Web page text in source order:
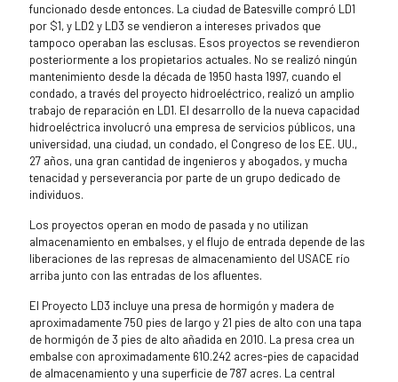
funcionado desde entonces. La ciudad de Batesville compró LD1
por $1, y LD2 y LD3 se vendieron a intereses privados que
tampoco operaban las esclusas. Esos proyectos se revendieron
posteriormente a los propietarios actuales. No se realizó ningún
mantenimiento desde la década de 1950 hasta 1997, cuando el
condado, a través del proyecto hidroeléctrico, realizó un amplio
trabajo de reparación en LD1. El desarrollo de la nueva capacidad
hidroeléctrica involucró una empresa de servicios públicos, una
universidad, una ciudad, un condado, el Congreso de los EE. UU.,
27 años, una gran cantidad de ingenieros y abogados, y mucha
tenacidad y perseverancia por parte de un grupo dedicado de
individuos.
Los proyectos operan en modo de pasada y no utilizan
almacenamiento en embalses, y el flujo de entrada depende de las
liberaciones de las represas de almacenamiento del USACE río
arriba junto con las entradas de los afluentes.
El Proyecto LD3 incluye una presa de hormigón y madera de
aproximadamente 750 pies de largo y 21 pies de alto con una tapa
de hormigón de 3 pies de alto añadida en 2010. La presa crea un
embalse con aproximadamente 610.242 acres-pies de capacidad
de almacenamiento y una superficie de 787 acres. La central